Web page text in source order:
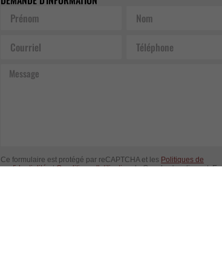
Message
Ce formulaire est protégé par reCAPTCHA et les Politiques de
confidentialitéetConditions d'utilisationde Google s'appliquent. En